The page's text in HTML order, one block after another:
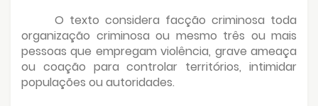
O texto considera facção criminosa toda
organização criminosa ou mesmo três ou mais
pessoas que empregam violência, grave ameaça
ou coação para controlar territórios, intimidar
populações ou autoridades.